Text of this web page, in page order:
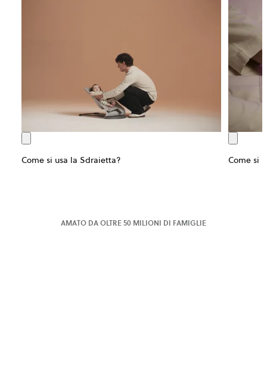
Come si usa la Sdraietta? Come si
AMATO DA OLTRE 50 MILIONI DI FAMIGLIE